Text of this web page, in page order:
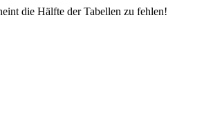
die Hälfte der Tabellen zu fehlen!